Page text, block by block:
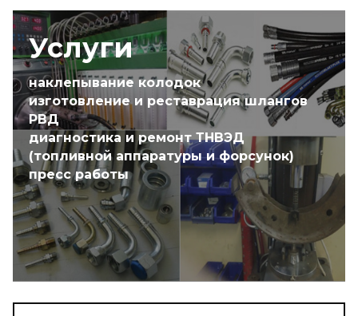
Услуги
наклепывание колодок
изготовление и реставрация шлангов
РВД
диагностика и ремонт ТНВЭД
(топливной аппаратуры и форсунок)
пресс работы